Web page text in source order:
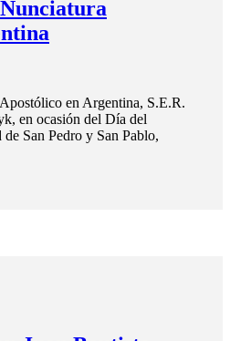
en Argentina, S.E.R.
en ocasión del Día del
San Pedro y San Pablo,